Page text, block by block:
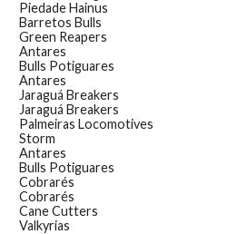
Piedade Hainus
Barretos Bulls
Green Reapers
Antares
Bulls Potiguares
Antares
Jaraguá Breakers
Jaraguá Breakers
Palmeiras Locomotives
Storm
Antares
Bulls Potiguares
Cobrarés
Cobrarés
Cane Cutters
Valkyrias